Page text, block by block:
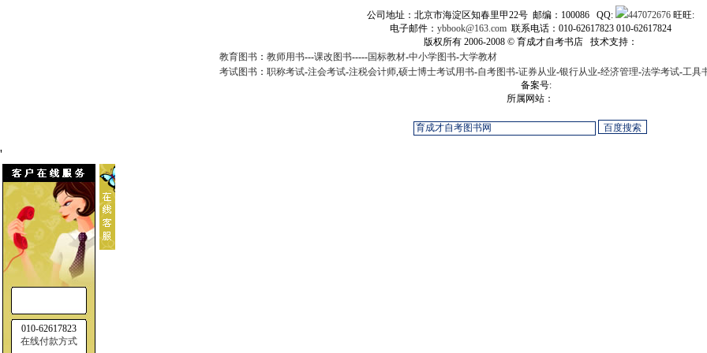
公司地址：北京市海淀区知春里甲22号 邮编：100086 QQ: 447072676旺旺:
电子邮件： ybbook@163.com 联系电话：010-62617823 010-62617824
版权所有 2006-2008 © 育成才自考书店 技术支持：
教育图书 ： 教师用书---课改图书-----国标教材-中小学图书-大学教材
考试图书 ： 职称考试-注会考试-注税会计师,硕士博士考试用书-自考图书-证券从业-银行从业-经济管理-法学考试-工具
备案号:
所属网站：
'
010-62617823
在线付款方式